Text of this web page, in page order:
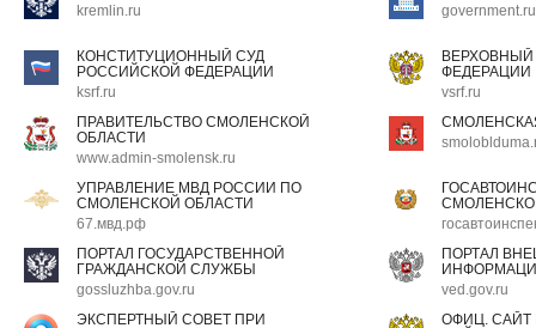
kremlin.ru
government.ru
КОНСТИТУЦИОННЫЙ СУД
РОССИЙСКОЙ ФЕДЕРАЦИИ
ksrf.ru
ФЕДЕРАЦИИ
vsrf.ru
ПРАВИТЕЛЬСТВО СМОЛЕНСКОЙ
ОБЛАСТИ
www.admin-smolensk.ru
УПРАВЛЕНИЕ МВД РОССИИ ПО
СМОЛЕНСКОЙ ОБЛАСТИ
67.мвд.рф
ПОРТАЛ ГОСУДАРСТВЕННОЙ
ГРАЖДАНСКОЙ СЛУЖБЫ
gossluzhba.gov.ru
ПОРТАЛ
ved.gov.ru
ЭКСПЕРТНЫЙ СОВЕТ ПРИ
ОФИЦ.